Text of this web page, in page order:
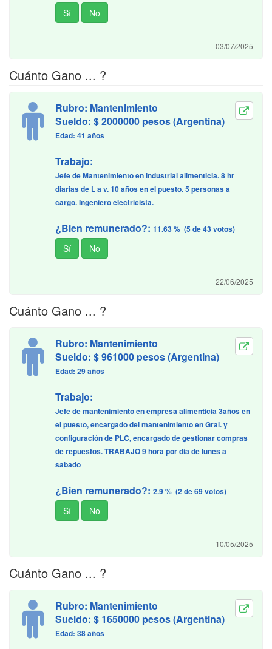
03/07/2025
Cuánto Gano ... ?
Rubro: Mantenimiento
Sueldo: $ 2000000 pesos (Argentina)
Edad: 41 años
Trabajo:
Jefe de Mantenimiento en industrial alimenticia. 8 hr
diarias de L a v. 10 años en el puesto. 5 personas a
cargo. Ingeniero electricista.
¿Bien remunerado?: 11.63 % (5 de 43 votos)
22/06/2025
Cuánto Gano ... ?
Rubro: Mantenimiento
Sueldo: $ 961000 pesos (Argentina)
Edad: 29 años
Trabajo:
Jefe de mantenimiento en empresa alimenticia 3años en
el puesto, encargado del mantenimiento en Gral. y
configuración de PLC, encargado de gestionar compras
de repuestos. TRABAJO 9 hora por dia de lunes a
sabado
¿Bien remunerado?: 2.9 % (2 de 69 votos)
10/05/2025
Cuánto Gano ... ?
Rubro: Mantenimiento
Sueldo: $ 1650000 pesos (Argentina)
Edad: 38 años